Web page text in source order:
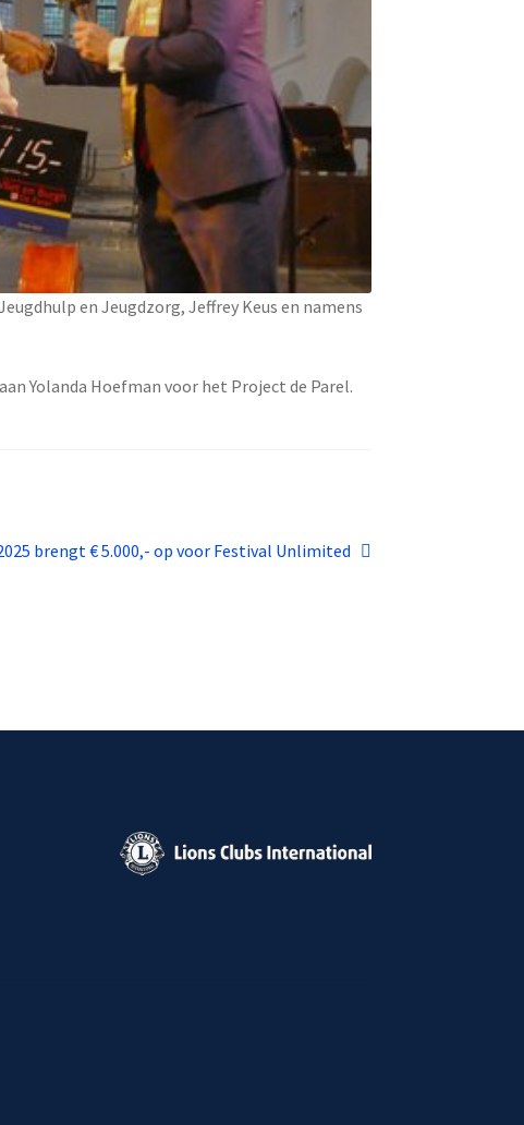
en Jeugdzorg, Jeffrey Keus en namens
Yolanda Hoefman voor het Project de Parel.
brengt € 5.000,- op voor Festival Unlimited